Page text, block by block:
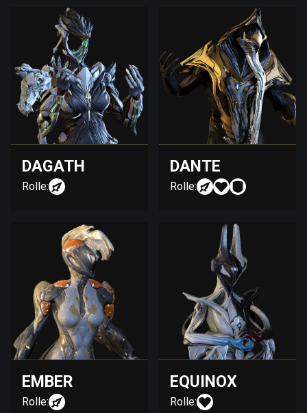
DAGATH
Rolle:
DANTE
Rolle:
EMBER
Rolle:
EQUINOX
Rolle: